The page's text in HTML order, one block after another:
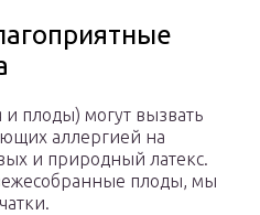
плоды) могут вызвать
аллергией на
и природный латекс.
плоды, мы